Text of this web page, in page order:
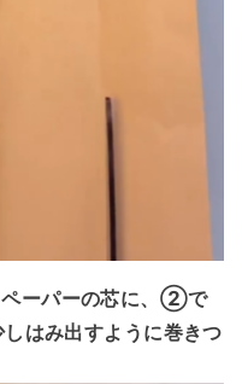
ーパーの芯に、②で
はみ出すように巻きつ